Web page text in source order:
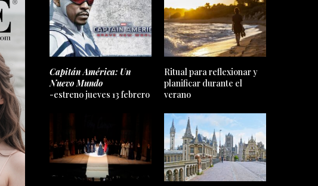
Capitán América: Un
Nuevo Mundo
-estreno jueves 13 febrero
Ritual para reflexionar y
planificar durante el
verano